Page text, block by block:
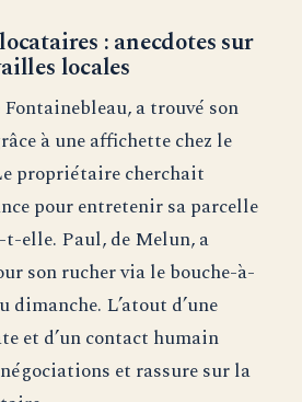
: anecdotes sur
locales
a trouvé son
à une affichette chez le
propriétaire cherchait
pour entretenir sa parcelle
elle. Paul, de Melun, a
son rucher via le bouche-à-
dimanche. L’atout d’une
et d’un contact humain
et rassure sur la